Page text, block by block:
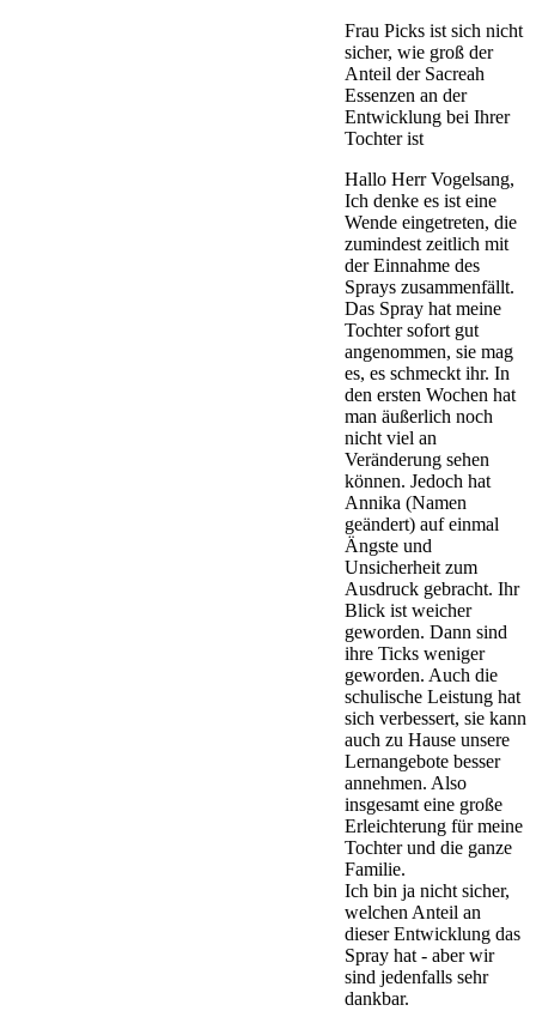
Frau Picks ist sich nicht
sicher, wie groß der
Anteil der Sacreah
Essenzen an der
Entwicklung bei Ihrer
Tochter ist
Hallo Herr Vogelsang,
Ich denke es ist eine
Wende eingetreten, die
zumindest zeitlich mit
der Einnahme des
Sprays zusammenfällt.
Das Spray hat meine
Tochter sofort gut
angenommen, sie mag
es, es schmeckt ihr. In
den ersten Wochen hat
man äußerlich noch
nicht viel an
Veränderung sehen
können. Jedoch hat
Annika (Namen
geändert) auf einmal
Ängste und
Unsicherheit zum
Ausdruck gebracht. Ihr
Blick ist weicher
geworden. Dann sind
ihre Ticks weniger
geworden. Auch die
schulische Leistung hat
sich verbessert, sie kann
auch zu Hause unsere
Lernangebote besser
annehmen. Also
insgesamt eine große
Erleichterung für meine
Tochter und die ganze
Familie.
Ich bin ja nicht sicher,
welchen Anteil an
dieser Entwicklung das
Spray hat - aber wir
sind jedenfalls sehr
dankbar.